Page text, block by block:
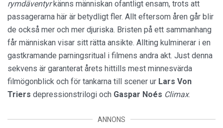
rymdäventyrkänns människan ofantligt ensam, trots att
passagerarna här är betydligt fler. Allt eftersom åren går blir
de också mer och mer djuriska. Bristen på ett sammanhang
får människan visar sitt rätta ansikte. Allting kulminerar i en
gastkramande parningsritual i filmens andra akt. Just denna
sekvens är garanterat årets hittills mest minnesvärda
filmögonblick och för tankarna till scener ur Lars Von
Triers depressionstrilogi och Gaspar Noés Climax.
ANNONS